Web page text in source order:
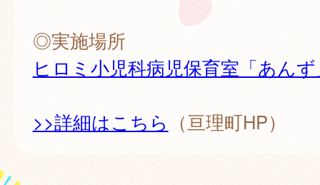
◎実施場所
ヒロミ小児科病児保育室「あん
>>詳細はこちら （亘理町HP）